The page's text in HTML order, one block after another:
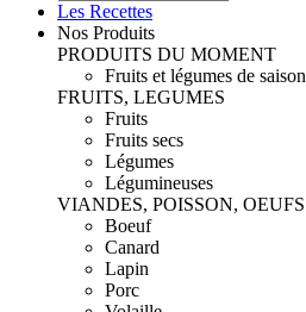
Les Recettes
Nos Produits
PRODUITS DU MOMENT
Fruits et légumes de saison
FRUITS, LEGUMES
Fruits
Fruits secs
Légumes
Légumineuses
VIANDES, POISSON, OEUFS
Boeuf
Canard
Lapin
Porc